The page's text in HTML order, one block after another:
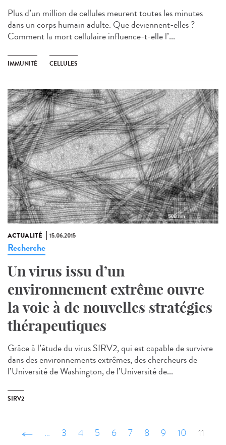
Plus d’un million de cellules meurent toutes les minutes
dans un corps humain adulte. Que deviennent-elles ?
Comment la mort cellulaire influence-t-elle l’...
IMMUNITÉ CELLULES
ACTUALITÉ 15.06.2015
Recherche
Un virus issu d’un
environnement extrême ouvre
la voie à de nouvelles stratégies
thérapeutiques
Grâce à l’étude du virus SIRV2, qui est capable de survivre
dans des environnements extrêmes, des chercheurs de
l’Université de Washington, de l’Université de...
SIRV2
‹ précédent
… 3 4 5 6 7 8 9 10 11